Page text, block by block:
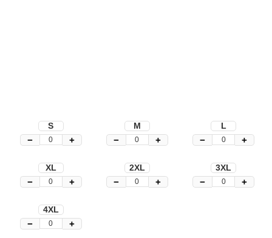
S
− +
M
− +
L
− +
XL
− +
2XL
− +
3XL
− +
4XL
− +